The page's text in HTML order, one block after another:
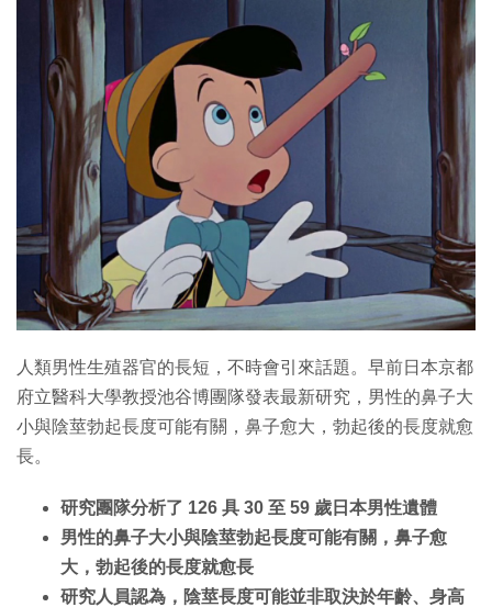
EduTech
IT Times
生成式AI與雲端應用
Enterprise Digital Transformation
人類男性生殖器官的長短，不時會引來話題。早前日本京都
府立醫科大學教授池谷博團隊發表最新研究，男性的鼻子大
小與陰莖勃起長度可能有關，鼻子愈大，勃起後的長度就愈
長。
研究團隊分析了 126 具 30 至 59 歲日本男性遺體
男性的鼻子大小與陰莖勃起長度可能有關，鼻子愈
大，勃起後的長度就愈長
研究人員認為，陰莖長度可能並非取決於年齡、身高